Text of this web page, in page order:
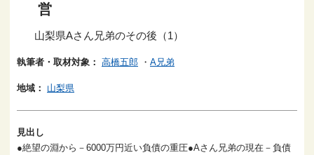
営
山梨県Aさん兄弟のその後（1）
執筆者・取材対象： 高橋五郎 ・ A兄弟
地域： 山梨県
見出し
●絶望の淵から－6000万円近い負債の重圧●Aさん兄弟の現在－負債